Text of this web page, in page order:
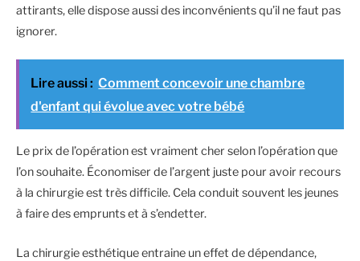
attirants, elle dispose aussi des inconvénients qu’il ne faut pas
ignorer.
Lire aussi : Comment concevoir une chambre
d'enfant qui évolue avec votre bébé
Le prix de l’opération est vraiment cher selon l’opération que
l’on souhaite. Économiser de l’argent juste pour avoir recours
à la chirurgie est très difficile. Cela conduit souvent les jeunes
à faire des emprunts et à s’endetter.
La chirurgie esthétique entraine un effet de dépendance,